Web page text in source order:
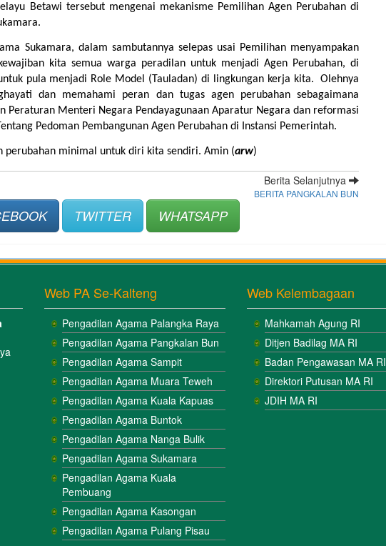
Betawi tersebut mengenai mekanisme Pemilihan Agen Perubahan di
Sukamara, dalam sambutannya selepas usai Pemilihan menyampakan
kita semua warga peradilan untuk menjadi Agen Perubahan, di
pula menjadi Role Model (Tauladan) di lingkungan kerja kita.  Olehnya
dan memahami peran dan tugas agen perubahan sebagaimana
Peraturan Menteri Negara Pendayagunaan Aparatur Negara dan reformasi
Pedoman Pembangunan Agen Perubahan di Instansi Pemerintah.
perubahan minimal untuk diri kita sendiri. Amin (arw)
Berita Selanjutnya
BERITA PANGKALAN BUN
TWITTER WHATSAPP
Web PA Se-Kalteng
Pengadilan Agama Palangka Raya
Pengadilan Agama Pangkalan Bun
Pengadilan Agama Sampit
Pengadilan Agama Muara Teweh
Pengadilan Agama Kuala Kapuas
Pengadilan Agama Buntok
Pengadilan Agama Nanga Bulik
Pengadilan Agama Sukamara
Pengadilan Agama Kuala
Pembuang
Pengadilan Agama Kasongan
Pengadilan Agama Pulang Pisau
Web Kelembagaan
Mahkamah Agung RI
Ditjen Badilag MA RI
Badan Pengawasan MA RI
Direktori Putusan MA RI
JDIH MA RI